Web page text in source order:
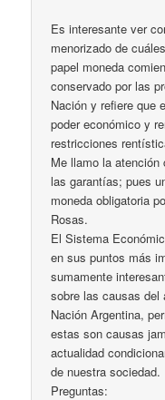
Es interesante ver
menorizado de
papel moneda
conservado por las
Nación y refiere que
poder económico y
restricciones
Me llamo la atención
las garantías; pues
moneda obligatoria
Rosas.
El Sistema
en sus puntos más
sumamente
sobre las causas del
Nación Argentina,
estas son causas
actualidad
de nuestra sociedad.
Preguntas: